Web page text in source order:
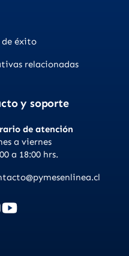
de éxito
relacionadas
y soporte
de atención
a viernes
a 18:00 hrs.